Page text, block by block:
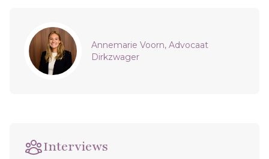
Sidebar
Annemarie Voorn, Advocaat
Dirkzwager
Interviews